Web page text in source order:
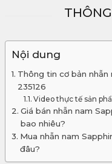
Nội dung
Thông tin cơ bản nhẫn
235126
Video thực tế sản
Giá bán nhẫn nam
bao nhiêu?
Mua nhẫn nam
đâu?